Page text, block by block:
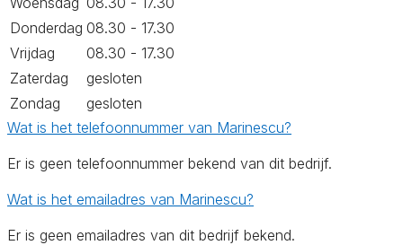
Donderdag 08.30 - 17.30
Vrijdag
08.30 - 17.30
Zaterdag
gesloten
Zondag
gesloten
Wat is het telefoonnummer van Marinescu?
Er is geen telefoonnummer bekend van dit bedrijf.
Wat is het emailadres van Marinescu?
Er is geen emailadres van dit bedrijf bekend.